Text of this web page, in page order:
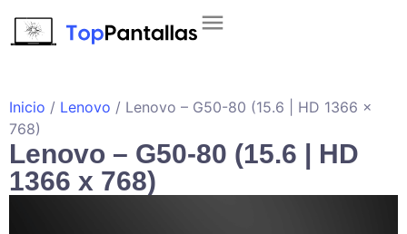
Inicio / Lenovo / Lenovo – G50-80 (15.6 | HD 1366 x
768)
Lenovo – G50-80 (15.6 | HD
1366 x 768)